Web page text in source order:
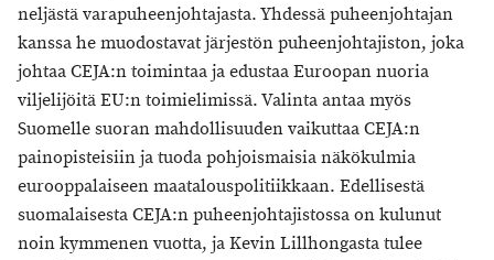
neljästä varapuheenjohtajasta. Yhdessä puheenjohtajan
kanssa he muodostavat järjestön puheenjohtajiston, joka
johtaa CEJA:n toimintaa ja edustaa Euroopan nuoria
viljelijöitä EU:n toimielimissä. Valinta antaa myös
Suomelle suoran mahdollisuuden vaikuttaa CEJA:n
painopisteisiin ja tuoda pohjoismaisia näkökulmia
eurooppalaiseen maatalouspolitiikkaan. Edellisestä
suomalaisesta CEJA:n puheenjohtajistossa on kulunut
noin kymmenen vuotta, ja Kevin Lillhongasta tulee